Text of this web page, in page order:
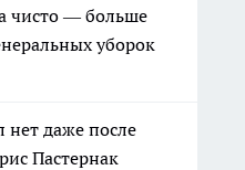
чисто — больше
уборок
нет даже после
Пастернак